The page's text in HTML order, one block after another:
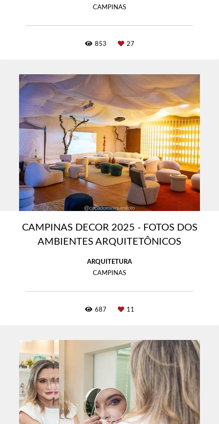
CAMPINAS
853 27
CAMPINAS DECOR 2025 - FOTOS DOS
AMBIENTES ARQUITETÔNICOS
ARQUITETURA
CAMPINAS
687 11